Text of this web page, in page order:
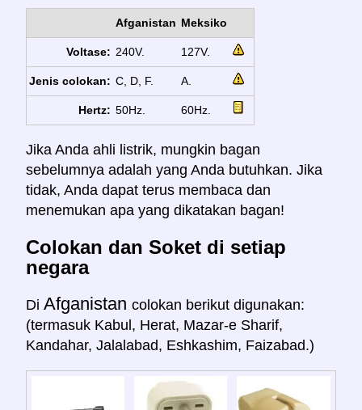
Afganistan Meksiko
Voltase: 240V. 127V.
Jenis colokan: C, D, F. A.
Hertz: 50Hz. 60Hz.
Jika Anda ahli listrik, mungkin bagan
sebelumnya adalah yang Anda butuhkan. Jika
tidak, Anda dapat terus membaca dan
menemukan apa yang dikatakan bagan!
Colokan dan Soket di setiap
negara
Di Afganistan colokan berikut digunakan:
(termasuk Kabul, Herat, Mazar-e Sharif,
Kandahar, Jalalabad, Eshkashim, Faizabad.)